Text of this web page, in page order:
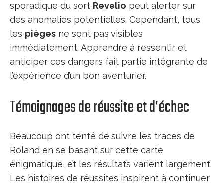
sporadique du sort Revelio peut alerter sur
des anomalies potentielles. Cependant, tous
les pièges ne sont pas visibles
immédiatement. Apprendre à ressentir et
anticiper ces dangers fait partie intégrante de
l’expérience d’un bon aventurier.
Témoignages de réussite et d’échec
Beaucoup ont tenté de suivre les traces de
Roland en se basant sur cette carte
énigmatique, et les résultats varient largement.
Les histoires de réussites inspirent à continuer